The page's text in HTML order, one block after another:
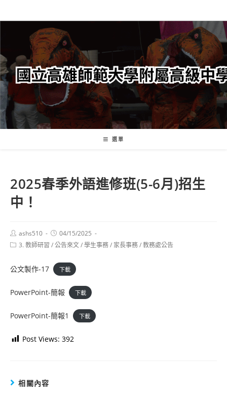
轉
要
內
容
選單
2025春季外語進修班(5-6月)招生
中！
Post
author:
ashs510
Post
published:
04/15/2025
Post3. 教師研習 /公告來文/學生事務/ 家長事務/教務處公告
公文製作-17 下載
PowerPoint-簡報 下載
PowerPoint-簡報1 下載
Post Views: 392
相關內容